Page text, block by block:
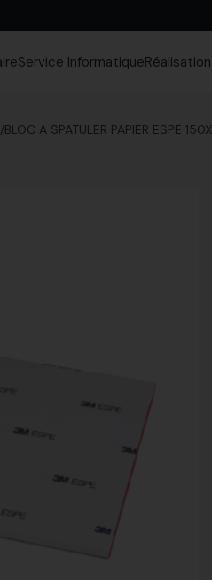
Service Informatique
BLOC A SPATULER PAPIER ESPE